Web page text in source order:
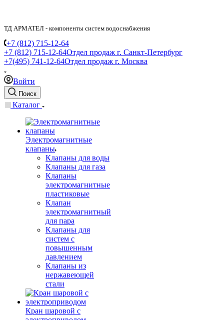
ТД АРМАТЕЛ - компоненты систем водоснабжения
+7 (812) 715-12-64
+7 (812) 715-12-64Отдел продаж г. Санкт-Петербург
+7(495) 741-12-64Отдел продаж г. Москва
Войти
Поиск
Каталог
Электромагнитные
клапаны
Клапаны для воды
Клапаны для газа
Клапаны
электромагнитные
пластиковые
Клапан
электромагнитный
для пара
Клапаны для
систем с
повышенным
давлением
Клапаны из
нержавеющей
стали
Кран шаровой с